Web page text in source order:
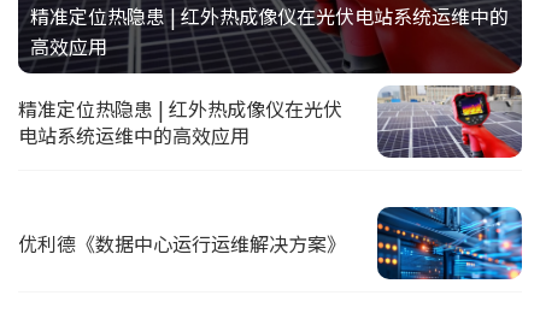
精准定位热隐患 | 红外热成像仪在光伏电站系统运维中的
高效应用
精准定位热隐患 | 红外热成像仪在光伏
电站系统运维中的高效应用
优利德《数据中心运行运维解决方案》